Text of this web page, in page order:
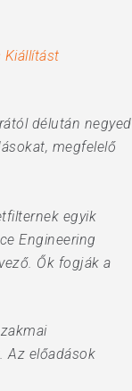
Kiállítást
délután negyed
megfelelő
egyik
Engineering
Ők fogják a
Az előadások